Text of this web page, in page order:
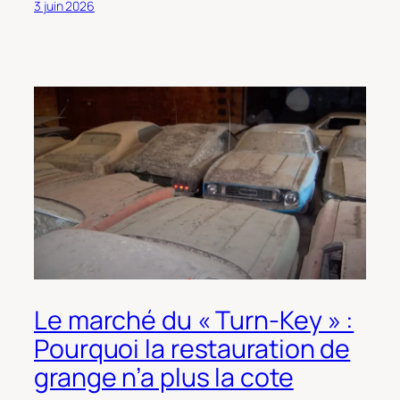
3 juin 2026
Le marché du « Turn-Key » :
Pourquoi la restauration de
grange n’a plus la cote